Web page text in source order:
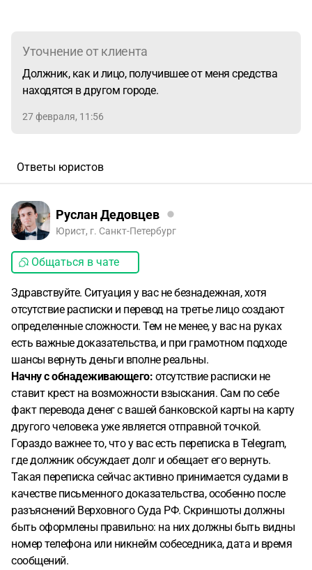
Уточнение от клиента
Должник, как и лицо, получившее от меня средства
находятся в другом городе.
27 февраля, 11:56
Ответы юристов
Руслан Дедовцев
Юрист, г. Санкт-Петербург
Общаться в чате
Здравствуйте. Ситуация у вас не безнадежная, хотя
отсутствие расписки и перевод на третье лицо создают
определенные сложности. Тем не менее, у вас на руках
есть важные доказательства, и при грамотном подходе
шансы вернуть деньги вполне реальны.
Начну с обнадеживающего: отсутствие расписки не
ставит крест на возможности взыскания. Сам по себе
факт перевода денег с вашей банковской карты на карту
другого человека уже является отправной точкой.
Гораздо важнее то, что у вас есть переписка в Telegram,
где должник обсуждает долг и обещает его вернуть.
Такая переписка сейчас активно принимается судами в
качестве письменного доказательства, особенно после
разъяснений Верховного Суда РФ. Скриншоты должны
быть оформлены правильно: на них должны быть видны
номер телефона или никнейм собеседника, дата и время
сообщений.